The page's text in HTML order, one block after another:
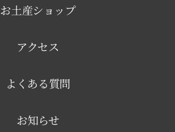
お土産ショップ
アクセス
よくある質問
お知らせ